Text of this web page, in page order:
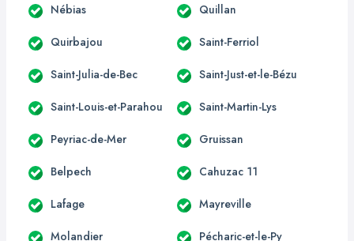
Nébias Quillan
Quirbajou Saint-Ferriol
Saint-Julia-de-Bec Saint-Just-et-le-Bézu
Saint-Louis-et-Parahou Saint-Martin-Lys
Peyriac-de-Mer Gruissan
Belpech Cahuzac 11
Lafage Mayreville
Molandier Pécharic-et-le-Py